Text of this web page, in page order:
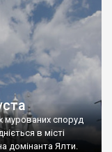
мурованих споруд
в місті
домінанта Ялти.